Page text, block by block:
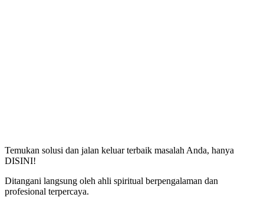
Temukan solusi dan jalan keluar terbaik masalah Anda, hanya
DISINI!
Ditangani langsung oleh ahli spiritual berpengalaman dan
profesional terpercaya.